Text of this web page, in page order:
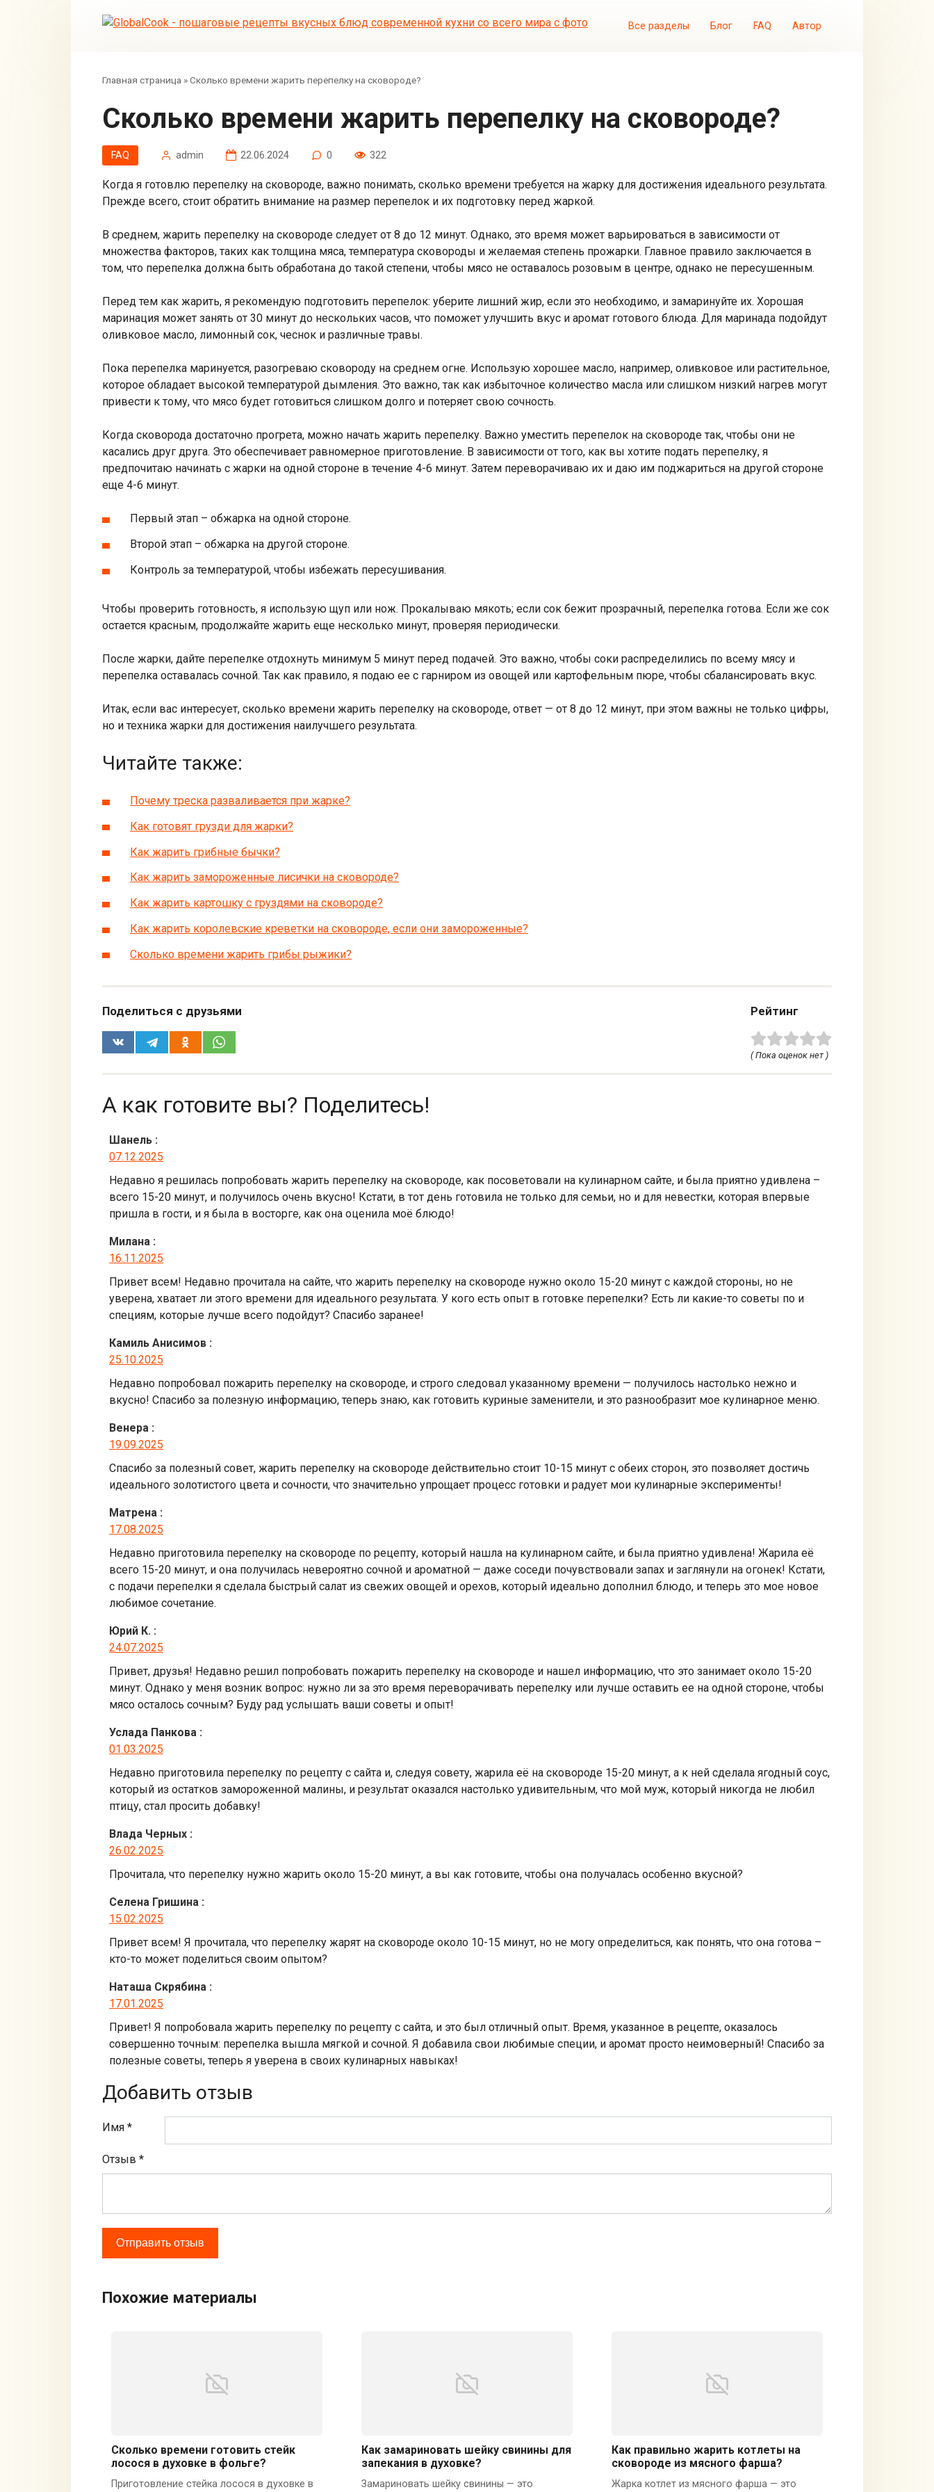
Все разделы Блог FAQ Автор
Главная страница »Сколько времени жарить перепелку на сковороде?
Сколько времени жарить перепелку на сковороде?
FAQ admin 22.06.2024 0 322
Когда я готовлю перепелку на сковороде, важно понимать, сколько времени требуется на жарку для достижения идеального результата.
Прежде всего, стоит обратить внимание на размер перепелок и их подготовку перед жаркой.
В среднем, жарить перепелку на сковороде следует от 8 до 12 минут. Однако, это время может варьироваться в зависимости от
множества факторов, таких как толщина мяса, температура сковороды и желаемая степень прожарки. Главное правило заключается в
том, что перепелка должна быть обработана до такой степени, чтобы мясо не оставалось розовым в центре, однако не пересушенным.
Перед тем как жарить, я рекомендую подготовить перепелок: уберите лишний жир, если это необходимо, и замаринуйте их. Хорошая
маринация может занять от 30 минут до нескольких часов, что поможет улучшить вкус и аромат готового блюда. Для маринада подойдут
оливковое масло, лимонный сок, чеснок и различные травы.
Пока перепелка маринуется, разогреваю сковороду на среднем огне. Использую хорошее масло, например, оливковое или растительное,
которое обладает высокой температурой дымления. Это важно, так как избыточное количество масла или слишком низкий нагрев могут
привести к тому, что мясо будет готовиться слишком долго и потеряет свою сочность.
Когда сковорода достаточно прогрета, можно начать жарить перепелку. Важно уместить перепелок на сковороде так, чтобы они не
касались друг друга. Это обеспечивает равномерное приготовление. В зависимости от того, как вы хотите подать перепелку, я
предпочитаю начинать с жарки на одной стороне в течение 4-6 минут. Затем переворачиваю их и даю им поджариться на другой стороне
еще 4-6 минут.
Первый этап – обжарка на одной стороне.
Второй этап – обжарка на другой стороне.
Контроль за температурой, чтобы избежать пересушивания.
Чтобы проверить готовность, я использую щуп или нож. Прокалываю мякоть; если сок бежит прозрачный, перепелка готова. Если же сок
остается красным, продолжайте жарить еще несколько минут, проверяя периодически.
После жарки, дайте перепелке отдохнуть минимум 5 минут перед подачей. Это важно, чтобы соки распределились по всему мясу и
перепелка оставалась сочной. Так как правило, я подаю ее с гарниром из овощей или картофельным пюре, чтобы сбалансировать вкус.
Итак, если вас интересует, сколько времени жарить перепелку на сковороде, ответ — от 8 до 12 минут, при этом важны не только цифры,
но и техника жарки для достижения наилучшего результата.
Читайте также:
Почему треска разваливается при жарке?
Как готовят грузди для жарки?
Как жарить грибные бычки?
Как жарить замороженные лисички на сковороде?
Как жарить картошку с груздями на сковороде?
Как жарить королевские креветки на сковороде, если они замороженные?
Сколько времени жарить грибы рыжики?
Поделиться с друзьями Рейтинг
( Пока оценок нет )
А как готовите вы? Поделитесь!
Шанель :
07.12.2025
Недавно я решилась попробовать жарить перепелку на сковороде, как посоветовали на кулинарном сайте, и была приятно удивлена –
всего 15-20 минут, и получилось очень вкусно! Кстати, в тот день готовила не только для семьи, но и для невестки, которая впервые
пришла в гости, и я была в восторге, как она оценила моё блюдо!
Милана :
16.11.2025
Привет всем! Недавно прочитала на сайте, что жарить перепелку на сковороде нужно около 15-20 минут с каждой стороны, но не
уверена, хватает ли этого времени для идеального результата. У кого есть опыт в готовке перепелки? Есть ли какие-то советы по и
специям, которые лучше всего подойдут? Спасибо заранее!
Камиль Анисимов :
25.10.2025
Недавно попробовал пожарить перепелку на сковороде, и строго следовал указанному времени — получилось настолько нежно и
вкусно! Спасибо за полезную информацию, теперь знаю, как готовить куриные заменители, и это разнообразит мое кулинарное меню.
Венера :
19.09.2025
Спасибо за полезный совет, жарить перепелку на сковороде действительно стоит 10-15 минут с обеих сторон, это позволяет достичь
идеального золотистого цвета и сочности, что значительно упрощает процесс готовки и радует мои кулинарные эксперименты!
Матрена :
17.08.2025
Недавно приготовила перепелку на сковороде по рецепту, который нашла на кулинарном сайте, и была приятно удивлена! Жарила её
всего 15-20 минут, и она получилась невероятно сочной и ароматной — даже соседи почувствовали запах и заглянули на огонек! Кстати,
с подачи перепелки я сделала быстрый салат из свежих овощей и орехов, который идеально дополнил блюдо, и теперь это мое новое
любимое сочетание.
Юрий К. :
24.07.2025
Привет, друзья! Недавно решил попробовать пожарить перепелку на сковороде и нашел информацию, что это занимает около 15-20
минут. Однако у меня возник вопрос: нужно ли за это время переворачивать перепелку или лучше оставить ее на одной стороне, чтобы
мясо осталось сочным? Буду рад услышать ваши советы и опыт!
Услада Панкова :
01.03.2025
Недавно приготовила перепелку по рецепту с сайта и, следуя совету, жарила её на сковороде 15-20 минут, а к ней сделала ягодный соус,
который из остатков замороженной малины, и результат оказался настолько удивительным, что мой муж, который никогда не любил
птицу, стал просить добавку!
Влада Черных :
26.02.2025
Прочитала, что перепелку нужно жарить около 15-20 минут, а вы как готовите, чтобы она получалась особенно вкусной?
Селена Гришина :
15.02.2025
Привет всем! Я прочитала, что перепелку жарят на сковороде около 10-15 минут, но не могу определиться, как понять, что она готова –
кто-то может поделиться своим опытом?
Наташа Скрябина :
17.01.2025
Привет! Я попробовала жарить перепелку по рецепту с сайта, и это был отличный опыт. Время, указанное в рецепте, оказалось
совершенно точным: перепелка вышла мягкой и сочной. Я добавила свои любимые специи, и аромат просто неимоверный! Спасибо за
полезные советы, теперь я уверена в своих кулинарных навыках!
Добавить отзыв
Имя *
Отзыв *
Похожие материалы
Сколько времени готовить стейк
лосося в духовке в фольге?
Приготовление стейка лосося в духовке в
Как замариновать шейку свинины для
запекания в духовке?
Замариновать шейку свинины — это
Как правильно жарить котлеты на
сковороде из мясного фарша?
Жарка котлет из мясного фарша — это